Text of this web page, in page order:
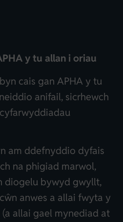
y tu allan i oriau
cais gan APHA y tu
anifail, sicrhewch
am ddefnyddio dyfais
na phigiad marwol,
diogelu bywyd gwyllt,
anwes a allai fwyta y
(a allai gael mynediad at